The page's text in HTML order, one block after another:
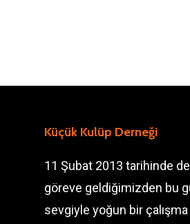
Küçük Kulüp Derneği
11 Şubat 2013 tarihinde
göreve geldiğimizden bu
sevgiyle yoğun bir